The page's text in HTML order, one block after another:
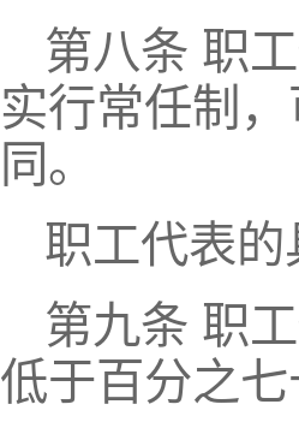
第八条 职
实行常任制
同。
职工代表
第九条 职
低于百分之七